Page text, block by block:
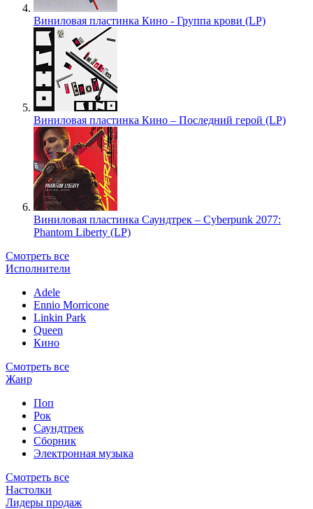
Виниловая пластинка Кино - Группа крови (LP)
Виниловая пластинка Кино – Последний герой (LP)
Виниловая пластинка Саундтрек – Cyberpunk 2077:
Phantom Liberty (LP)
Смотреть все
Исполнители
Adele
Ennio Morricone
Linkin Park
Queen
Кино
Смотреть все
Жанр
Поп
Рок
Саундтрек
Сборник
Электронная музыка
Смотреть все
Настолки
Лидеры продаж